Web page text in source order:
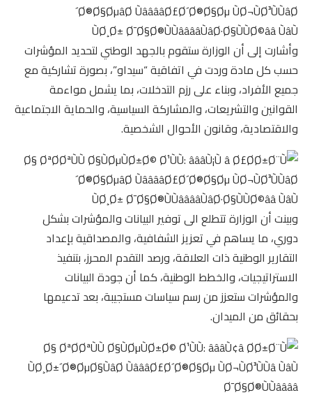
وأشارت إلى أن الوزارة ستقوم بالجهد الوطني لتحديد المؤشرات
حسب كل مادة وردت في اتفاقية “سيداو”، بصورة تشاركية مع
جميع الأفراد، وبناء على رزم التدخلات، بما يشمل مواءمة
القوانين والتشريعات، والمشاركة السياسية، والحماية الاجتماعية
والاقتصادية، وقانون الأحوال الشخصية.
وبينت أن الوزارة تتطلع الى توفير البيانات والمؤشرات بشكل
دوري، ما يساهم في تعزيز الشفافية، والمصداقية بإعداد
التقارير الوطنية ذات العلاقة، ورصد التقدم المحرز، بتنفيذ
الاستراتيجيات، والخطط الوطنية، كما أن جودة البيانات
والمؤشرات ستعزز من رسم سياسات مستجيبة، بعد تدعيمها
بحقائق من الميدان.